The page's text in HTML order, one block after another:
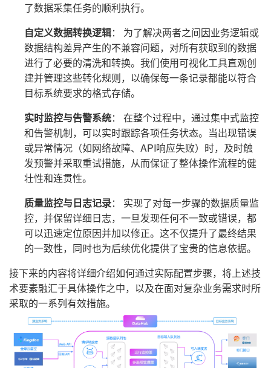
了数据采集任务的顺利执行。
自定义数据转换逻辑： 为了解决两者之间因业务逻辑或
数据结构差异产生的不兼容问题，对所有获取到的数据
进行了必要的清洗和转换。我们使用可视化工具直观创
建并管理这些转化规则，以确保每一条记录都能以符合
目标系统要求的格式存储。
实时监控与告警系统： 在整个过程中，通过集中式监控
和告警机制，可以实时跟踪各项任务状态。当出现错误
或异常情况（如网络故障、API响应失败）时，及时触
发预警并采取重试措施，从而保证了整体操作流程的健
壮性和连贯性。
质量监控与日志记录： 实现了对每一步骤的数据质量监
控，并保留详细日志，一旦发现任何不一致或错误，都
可以迅速定位原因并加以修正。这不仅提升了最终结果
的一致性，同时也为后续优化提供了宝贵的信息依据。
接下来的内容将详细介绍如何通过实际配置步骤，将上述技
术要素融汇于具体操作之中，以及在面对复杂业务需求时所
采取的一系列有效措施。